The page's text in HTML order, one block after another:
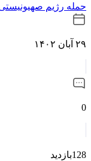
حمله رژیم صهیونیستی
۲۹ آبان ۱۴۰۲
0
128بازدید